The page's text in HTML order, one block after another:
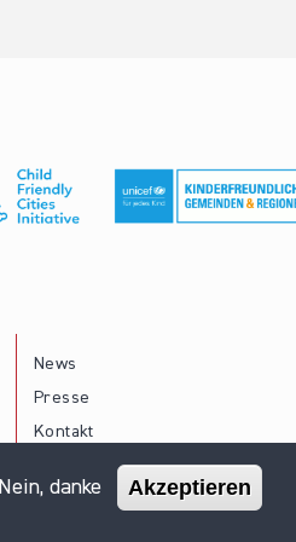
News
Presse
Kontakt
Impressum Datenschutz
Nein, danke Akzeptieren